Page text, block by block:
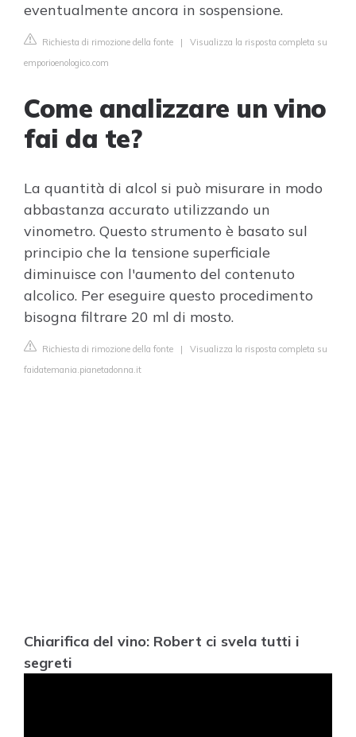
eventualmente ancora in sospensione.
Richiesta di rimozione della fonte | Visualizza la risposta completa su
emporioenologico.com
Come analizzare un vino
fai da te?
La quantità di alcol si può misurare in modo
abbastanza accurato utilizzando un
vinometro. Questo strumento è basato sul
principio che la tensione superficiale
diminuisce con l'aumento del contenuto
alcolico. Per eseguire questo procedimento
bisogna filtrare 20 ml di mosto.
Richiesta di rimozione della fonte | Visualizza la risposta completa su
faidatemania.pianetadonna.it
Chiarifica del vino: Robert ci svela tutti i
segreti